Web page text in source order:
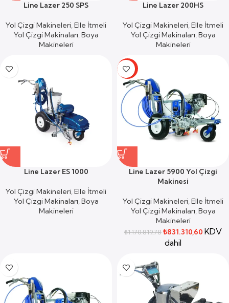
Line Lazer 250 SPS
Yol Çizgi Makineleri,Elle İtmeli
Yol Çizgi Makinaları,Boya
Makineleri
Line Lazer 200HS
Yol Çizgi Makineleri,Elle İtmeli
Yol Çizgi Makinaları,Boya
Makineleri
Line Lazer ES 1000
Yol Çizgi Makineleri,Elle İtmeli
Yol Çizgi Makinaları,Boya
Makineleri
-29%
Line Lazer 5900 Yol Çizgi
Makinesi
Yol Çizgi Makineleri,Elle İtmeli
Yol Çizgi Makinaları,Boya
Makineleri
₺1.170.819,78 ₺831.310,60 KDV
dahil